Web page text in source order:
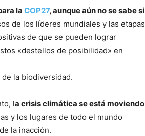
la COP27, aunque aún no se sabe si
de los líderes mundiales y las etapas
de que se pueden lograr
«destellos de posibilidad» en
la biodiversidad.
la crisis climática se está moviendo
y los lugares de todo el mundo
la inacción.